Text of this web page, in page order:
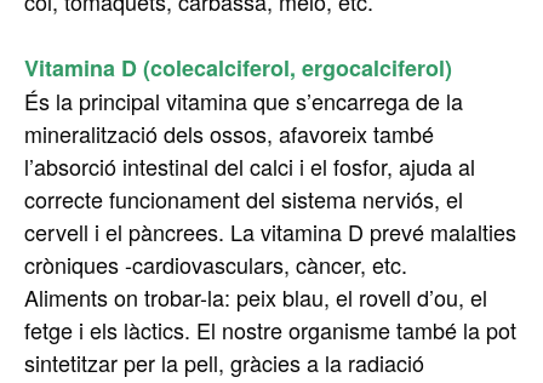
Vitamina D (colecalciferol, ergocalciferol)
És la principal vitamina que s’encarrega de la
mineralització dels ossos, afavoreix també
l’absorció intestinal del calci i el fosfor, ajuda al
correcte funcionament del sistema nerviós, el
cervell i el pàncrees. La vitamina D prevé malalties
cròniques -cardiovasculars, càncer, etc.
Aliments on trobar-la: peix blau, el rovell d’ou, el
fetge i els làctics. El nostre organisme també la pot
sintetitzar per la pell, gràcies a la radiació